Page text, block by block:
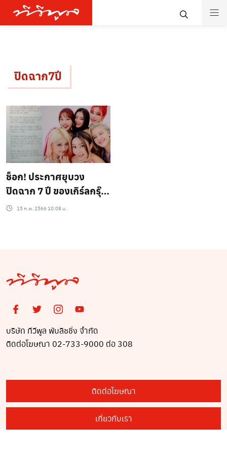
ปิดฉาก7ปี
ช็อก! ประกาศยุบวง
ปิดฉาก 7 ปี ของเกิร์ลกรุ๊ป
วงดัง 💢
15 ก.พ. 2566 10:08 น.
บริษัท ทีวีพูล พับลิชชิ่ง จำกัด
ติดต่อโฆษณา 02-733-9000 ต่อ 308
ติดต่อโฆษณา
เกี่ยวกับเรา